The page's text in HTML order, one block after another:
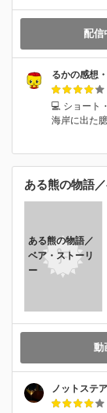
配信
るかの感想
💻 ショート
海岸に出た
ある熊の物語
ある熊の物語／
ベア・ストーリ
ー
動
ノットステ